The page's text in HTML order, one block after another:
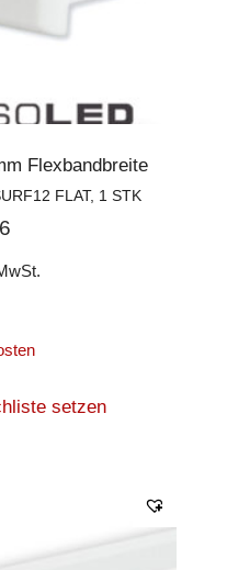
Flexbandbreite
FLAT, 1 STK
setzen